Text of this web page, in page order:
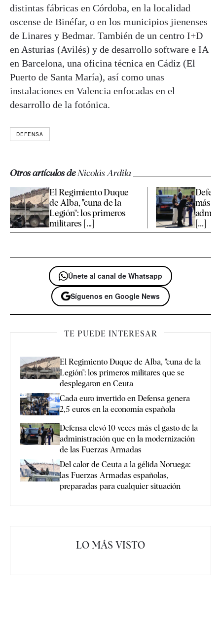
distintas fábricas en Córdoba, en la localidad
oscense de Binéfar, o en los municipios jienenses
de Linares y Bedmar. También de un centro I+D
en Asturias (Avilés) y de desarrollo software e IA
en Barcelona, una oficina técnica en Cádiz (El
Puerto de Santa María), así como unas
instalaciones en Valencia enfocadas en el
desarrollo de la fotónica.
DEFENSA
Otros artículos deNicolás Ardila
El Regimiento Duque
de Alba, "cuna de la
Legión": los primeros
militares [...]
más el
[...]
Únete al canal de Whatsapp
Síguenos en Google News
TE PUEDE INTERESAR
El Regimiento Duque de Alba, "cuna de la
Legión": los primeros militares que se
desplegaron en Ceuta
Cada euro invertido en Defensa genera
2,5 euros en la economía española
Defensa elevó 10 veces más el gasto de la
administración que en la modernización
de las Fuerzas Armadas
Del calor de Ceuta a la gélida Noruega:
las Fuerzas Armadas españolas,
preparadas para cualquier situación
LO MÁS VISTO